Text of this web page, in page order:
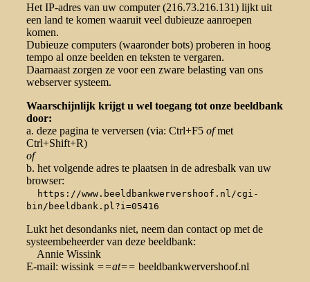
Het IP-adres van uw computer (216.73.216.131) lijkt uit
een land te komen waaruit veel dubieuze aanroepen
komen.
Dubieuze computers (waaronder bots) proberen in hoog
tempo al onze beelden en teksten te vergaren.
Daarnaast zorgen ze voor een zware belasting van ons
webserver systeem.
Waarschijnlijk krijgt u wel toegang tot onze beeldbank
door:
a. deze pagina te verversen (via: Ctrl+F5 ofmet
Ctrl+Shift+R)
of
b. het volgende adres te plaatsen in de adresbalk van uw
browser:
https://www.beeldbankwervershoof.nl/cgi-
bin/beeldbank.pl?i=05416
Lukt het desondanks niet, neem dan contact op met de
systeembeheerder van deze beeldbank:
Annie Wissink
E-mail: wissink ==at== beeldbankwervershoof.nl